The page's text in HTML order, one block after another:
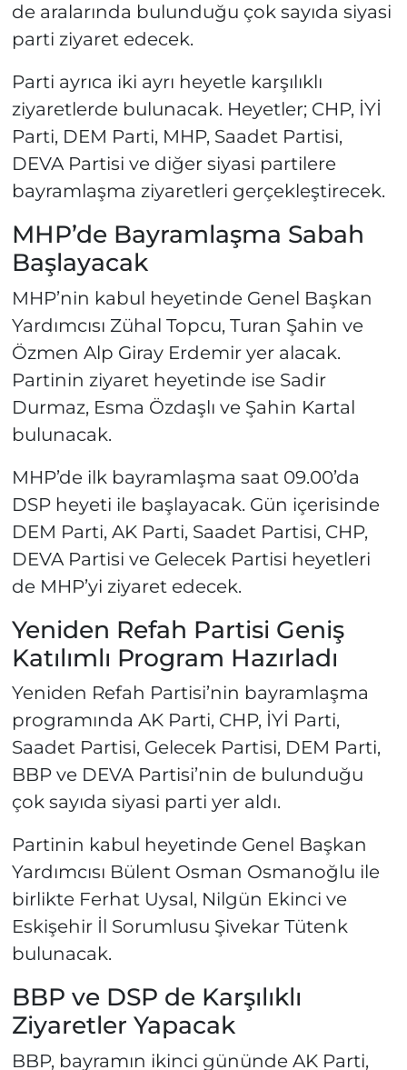
de aralarında bulunduğu çok sayıda siyasi
parti ziyaret edecek.
Parti ayrıca iki ayrı heyetle karşılıklı
ziyaretlerde bulunacak. Heyetler; CHP, İYİ
Parti, DEM Parti, MHP, Saadet Partisi,
DEVA Partisi ve diğer siyasi partilere
bayramlaşma ziyaretleri gerçekleştirecek.
MHP’de Bayramlaşma Sabah
Başlayacak
MHP’nin kabul heyetinde Genel Başkan
Yardımcısı Zühal Topcu, Turan Şahin ve
Özmen Alp Giray Erdemir yer alacak.
Partinin ziyaret heyetinde ise Sadir
Durmaz, Esma Özdaşlı ve Şahin Kartal
bulunacak.
MHP’de ilk bayramlaşma saat 09.00’da
DSP heyeti ile başlayacak. Gün içerisinde
DEM Parti, AK Parti, Saadet Partisi, CHP,
DEVA Partisi ve Gelecek Partisi heyetleri
de MHP’yi ziyaret edecek.
Yeniden Refah Partisi Geniş
Katılımlı Program Hazırladı
Yeniden Refah Partisi’nin bayramlaşma
programında AK Parti, CHP, İYİ Parti,
Saadet Partisi, Gelecek Partisi, DEM Parti,
BBP ve DEVA Partisi’nin de bulunduğu
çok sayıda siyasi parti yer aldı.
Partinin kabul heyetinde Genel Başkan
Yardımcısı Bülent Osman Osmanoğlu ile
birlikte Ferhat Uysal, Nilgün Ekinci ve
Eskişehir İl Sorumlusu Şivekar Tütenk
bulunacak.
BBP ve DSP de Karşılıklı
Ziyaretler Yapacak
BBP, bayramın ikinci gününde AK Parti,